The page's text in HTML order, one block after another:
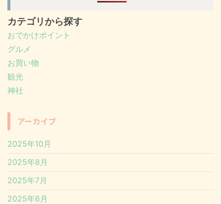
カテゴリから探す
おでかけポイント
グルメ
お買い物
観光
神社
アーカイブ
2025年10月
2025年8月
2025年7月
2025年6月